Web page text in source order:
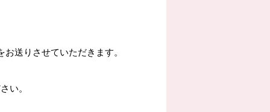
お送りさせていただきます。
い。